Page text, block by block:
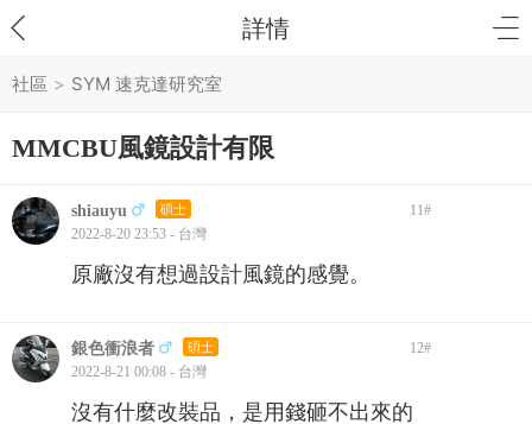
詳情
社區 > SYM 速克達研究室
MMCBU風鏡設計有限
shiauyu 碩士 11#
2022-8-20 23:53 - 台灣
原廠沒有想過設計風鏡的感覺。
銀色衝浪者 碩士 12#
2022-8-21 00:08 - 台灣
沒有什麼改裝品，是用錢砸不出來的